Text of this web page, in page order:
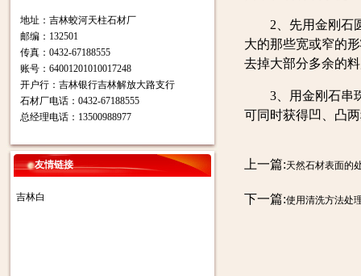
地址：吉林蛟河天柱石材厂
邮编：132501
传真：0432-67188555
账号：64001201010017248
开户行：吉林银行吉林解放大路支行
石材厂电话：0432-67188555
总经理电话：13500988977
友情链接
吉林白
2、先用金刚石圆
大的那些宽或窄的
去掉大部分多余的
3、用金刚石串珠
可同时获得凹、凸
上一篇:天然石材表面的
下一篇:使用清洗方法处